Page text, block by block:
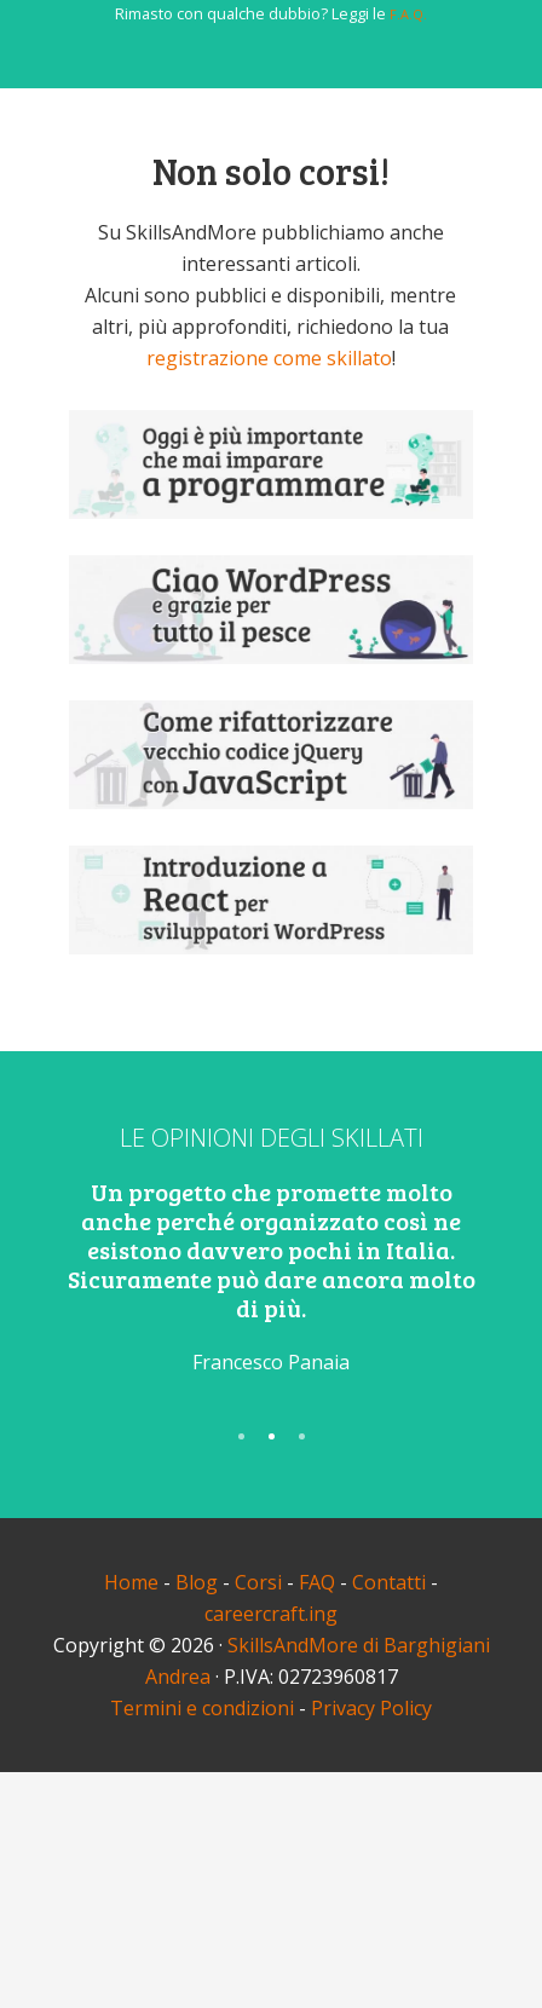
Rimasto con qualche dubbio? Leggi le F.A.Q.
Non solo corsi!
Su SkillsAndMore pubblichiamo anche
interessanti articoli.
Alcuni sono pubblici e disponibili, mentre
altri, più approfonditi, richiedono la tua
registrazione come skillato!
LE OPINIONI DEGLI SKILLATI
Un progetto che promette molto
anche perché organizzato così ne
esistono davvero pochi in Italia.
Sicuramente può dare ancora molto
di più.
Francesco Panaia
Home - Blog - Corsi - FAQ - Contatti -
careercraft.ing
Copyright © 2026 · SkillsAndMore di Barghigiani
Andrea · P.IVA: 02723960817
Termini e condizioni - Privacy Policy